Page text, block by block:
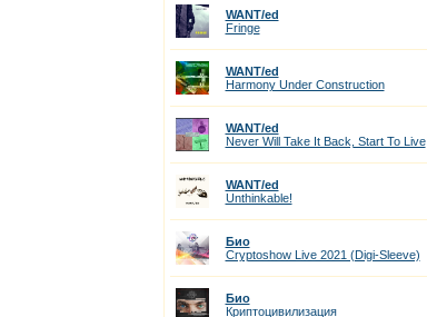
WANT/ed
Fringe
WANT/ed
Harmony Under Construction
WANT/ed
Never Will Take It Back, Start To Live
WANT/ed
Unthinkable!
Био
Cryptoshow Live 2021 (Digi-Sleeve)
Био
Криптоцивилизация